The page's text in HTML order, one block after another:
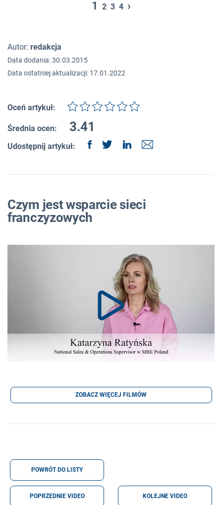
1 2 3 4 ›
Autor: redakcja
Data dodania: 30.03.2015
Data ostatniej aktualizacji: 17.01.2022
Oceń artykuł:
Średnia ocen: 3.41
Udostępnij artykuł:
Czym jest wsparcie sieci
franczyzowych
ZOBACZ WIĘCEJ FILMÓW
POWRÓT DO LISTY
POPRZEDNIE VIDEO KOLEJNE VIDEO